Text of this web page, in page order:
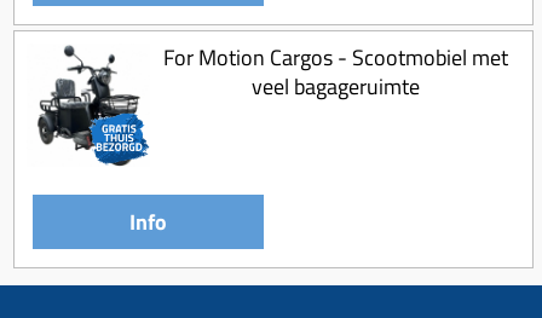
For Motion Cargos - Scootmobiel met
veel bagageruimte
Info